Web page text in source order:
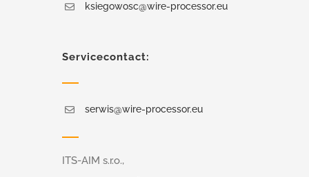
ksiegowosc@wire-processor.eu
Servicecontact:
serwis@wire-processor.eu
ITS-AIM s.r.o.,